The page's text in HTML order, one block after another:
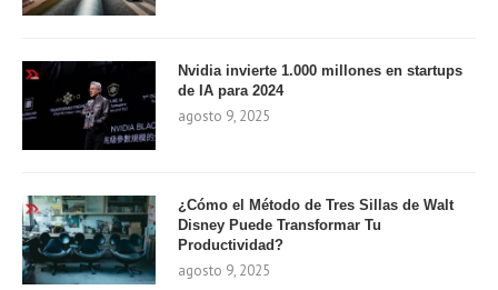
Nvidia invierte 1.000 millones en startups
de IA para 2024
agosto 9, 2025
¿Cómo el Método de Tres Sillas de Walt
Disney Puede Transformar Tu
Productividad?
agosto 9, 2025